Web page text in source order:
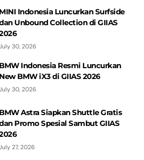
MINI Indonesia Luncurkan Surfside
Unbound Collection di GIIAS
30, 2026
BMW Indonesia Resmi Luncurkan
New BMW iX3 di GIIAS 2026
30, 2026
BMW Astra Siapkan Shuttle Gratis
Promo Spesial Sambut GIIAS
27, 2026